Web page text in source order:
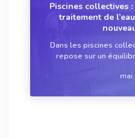
Piscines collectives
traitement de
Dans les piscines
repose sur un
d’exploitation.